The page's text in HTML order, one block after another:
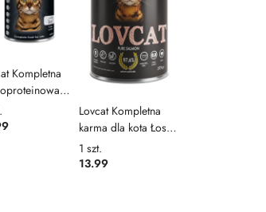
Kompletna
dla kota
400g
Lovcat Kompletna
karma dla kota Łosoś
Monoproteinowa,
375g
1 szt.
13.99